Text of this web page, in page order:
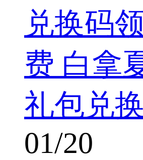
兑换码
费 白拿
礼包兑
01/20